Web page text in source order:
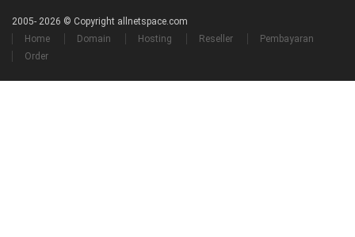
2005- 2026 © Copyright allnetspace.com
Home
Domain Hosting Reseller
Pembayaran
Order